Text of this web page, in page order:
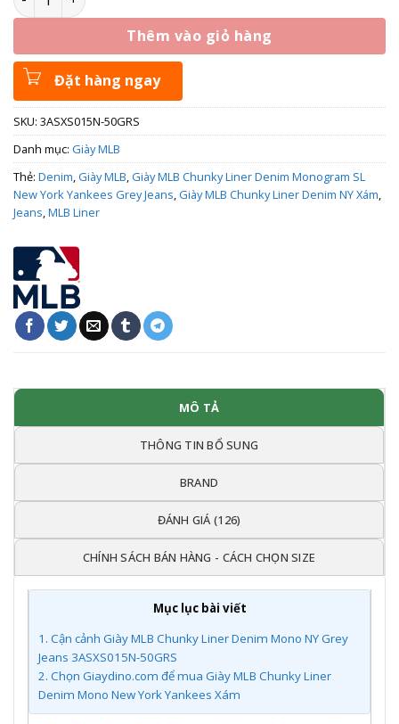
Thêm vào giỏ hàng
Đặt hàng ngay
SKU: 3ASXS015N-50GRS
Danh mục: Giày MLB
Thẻ: Denim, Giày MLB, Giày MLB Chunky Liner Denim Monogram SL
New York Yankees Grey Jeans, Giày MLB Chunky Liner Denim NY Xám,
Jeans,MLB Liner
MÔ TẢ
THÔNG TIN BỔ SUNG
BRAND
ĐÁNH GIÁ (126)
CHÍNH SÁCH BÁN HÀNG - CÁCH CHỌN SIZE
Mục lục bài viết
1. Cận cảnh Giày MLB Chunky Liner Denim Mono NY Grey
Jeans 3ASXS015N-50GRS
2. Chọn Giaydino.com để mua Giày MLB Chunky Liner
Denim Mono New York Yankees Xám